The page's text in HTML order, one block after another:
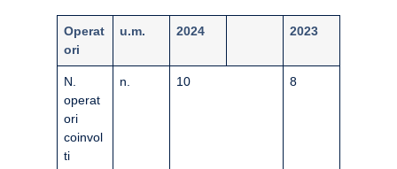
Operat
ori
u.m. 2024 2023
N.
operat
ori
coinvol
ti
n. 10 8